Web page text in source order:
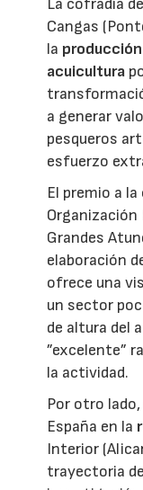
La cofradía
Cangas
la
acuicultura
a generar
pesqueros
esfuerzo
El premio a la
Grandes
elaboración
ofrece una
un sector
de altura del
”excelente”
la actividad.
Por otro
España en la
Interior
trayectoria